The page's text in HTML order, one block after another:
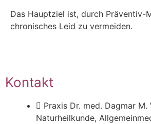
Das Hauptziel ist, durch Präventiv-
chronisches Leid zu vermeiden.
Kontakt
Praxis Dr. med. Dagmar M.
Naturheilkunde,